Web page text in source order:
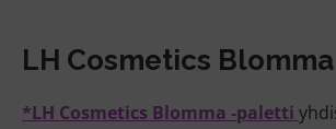
LH Cosmetics
*LH Cosmetics Blomma -paletti